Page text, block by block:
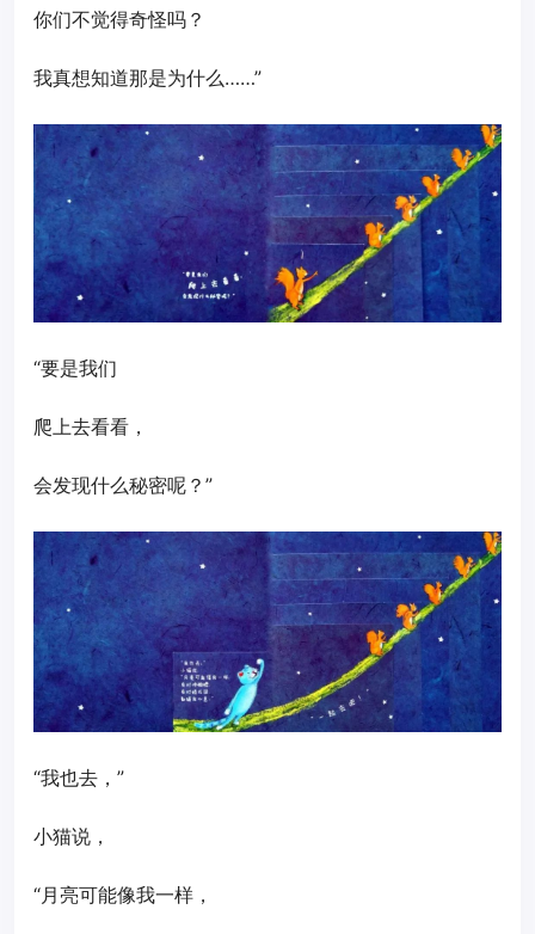
你们不觉得奇怪吗？
我真想知道那是为什么……”
“要是我们
爬上去看看，
会发现什么秘密呢？”
“我也去，”
小猫说，
“月亮可能像我一样，